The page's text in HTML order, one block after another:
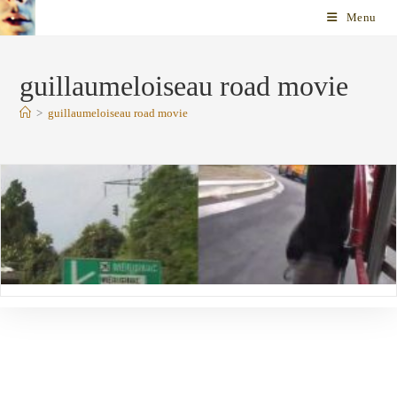
Skip
to
Menu
guillaumeloiseau road movie
> guillaumeloiseau road movie